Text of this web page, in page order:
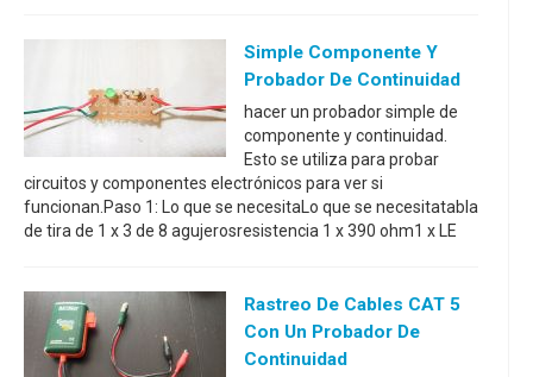
Simple Componente Y
Probador De Continuidad
hacer un probador simple de
componente y continuidad.
Esto se utiliza para probar
circuitos y componentes electrónicos para ver si
funcionan.Paso 1: Lo que se necesitaLo que se necesitatabla
de tira de 1 x 3 de 8 agujerosresistencia 1 x 390 ohm1 x LE
Rastreo De Cables CAT 5
Con Un Probador De
Continuidad